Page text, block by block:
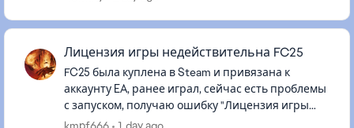
Лицензия игры недействительна FC25
FC25 была куплена в Steam и привязана к
аккаунту EA, ранее играл, сейчас есть проблемы
с запуском, получаю ошибку "Лицензия игры
недействительна". Кэш чистил, в автономном